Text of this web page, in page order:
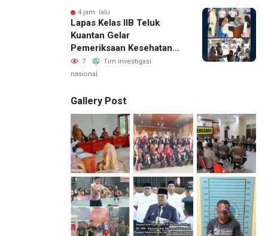
4 jam lalu
Lapas Kelas IIB Teluk
Kuantan Gelar
Pemeriksaan Kesehatan
Gratis Bagi Keluarga
Warga Binaan Dan
7
Tim investigasi
nasional
Gallery Post